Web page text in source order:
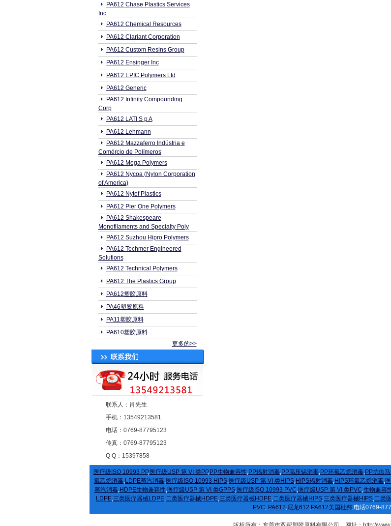
PA612 Chase Plastics Services
Inc
PA612 Chemical Resources
PA612 Clariant Corporation
PA612 Custom Resins Group
PA612 Ensinger Inc
PA612 EPIC Polymers Ltd
PA612 Generic
PA612 Infinity Compounding
Corp
PA612 LATI S p A
PA612 Lehmann
PA612 Mazzaferro Indústria e
Comércio de Polímeros
PA612 Mega Polymers
PA612 Nycoa (Nylon Corporation
of America)
PA612 Nytef Plastics
PA612 Pier One Polymers
PA612 Shakespeare
Monofilaments and Specialty Poly
PA612 Suzhou Hipro Polymers
PA612 Techmer Engineered
Solutions
PA612 Technical Polymers
PA612 The Plastics Group
PA612塑胶原料
PA46塑胶原料
PA11塑胶原料
PA610塑胶原料
更多的>>
联系人：肖先生
手机：13549213581
电话：0769-87795123
传真：0769-87795123
Q Q：15397858
医疗级ISO 10993 PP,医疗级USP 第 VI 类PP,PP生物兼容性,PP辐射消毒,PP高压锅消毒,PP环氧乙烷消毒,PP抗伽
氧乙烷消毒,LDPE蒸汽消毒,医疗级ISO 10993 HIPS,医疗级USP 第 VI 类HIPS,HIPS辐射消毒,HIPS环氧乙烷消毒,
蒸汽消毒,HDPE生物兼容性,医疗级USP 第 VI 类GPPS,医疗级ISO 10993 PVC,医疗级USP 第 VI 类PVC,生物兼容
LDPE,三类医疗器械LDPE,二类医疗器械HDPE,三类医疗器械HDPE,二类医疗器械HIPS,三类医疗器械HIPS,二类
PVC, PA612,尼龙612,PA612美国杜邦,电话0769-